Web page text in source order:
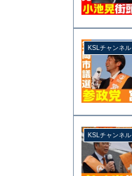
KSLチャンネル
KSLチャンネル